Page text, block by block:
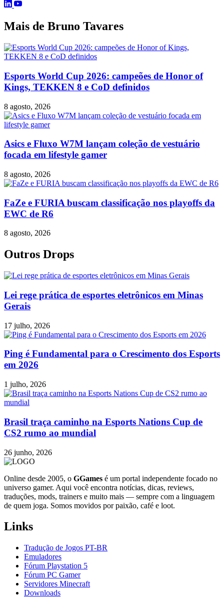
Mais de Bruno Tavares
Esports World Cup 2026: campeões de Honor of
Kings, TEKKEN 8 e CoD definidos
8 agosto, 2026
Asics e Fluxo W7M lançam coleção de vestuário
focada em lifestyle gamer
8 agosto, 2026
FaZe e FURIA buscam classificação nos playoffs da
EWC de R6
8 agosto, 2026
Outros Drops
Lei rege prática de esportes eletrônicos em Minas
Gerais
17 julho, 2026
Ping é Fundamental para o Crescimento dos Esports
em 2026
1 julho, 2026
Brasil traça caminho na Esports Nations Cup de
CS2 rumo ao mundial
26 junho, 2026
Online desde 2005, o GGames é um portal independente focado no
universo gamer. Aqui você encontra notícias, dicas, reviews,
traduções, mods, trainers e muito mais — sempre com a linguagem
de quem joga. Somos movidos por paixão, café e loot.
Links
Tradução de Jogos PT-BR
Emuladores
Fórum Playstation 5
Fórum PC Gamer
Servidores Minecraft
Downloads